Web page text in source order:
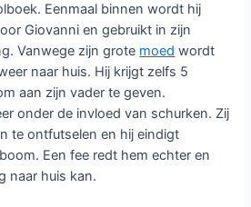
Eenmaal binnen wordt hij
Giovanni en gebruikt in zijn
Vanwege zijn grote moed wordt
naar huis. Hij krijgt zelfs 5
aan zijn vader te geven.
onder de invloed van schurken. Zij
te ontfutselen en hij eindigt
Een fee redt hem echter en
naar huis kan.